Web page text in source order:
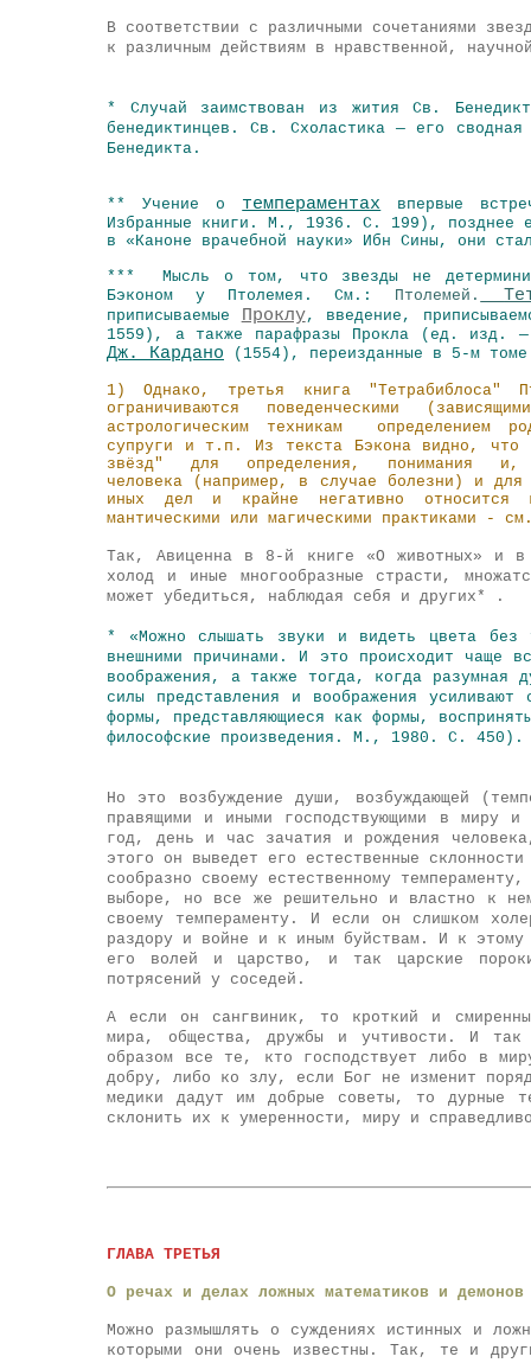
В соответствии с различными сочетаниями
к различным действиям в нравственной,
* Случай заимствован из жития Св.
бенедиктинцев. Св. Схоластика — его
Бенедикта.
** Учение о темпераментах впервые
Избранные книги. М., 1936. С. 199), позднее
в «Каноне врачебной науки» Ибн Сины, они
*** Мысль о том, что звезды не
Бэконом у Птолемея. См.: Птолемей.
приписываемые Проклу, введение,
1559), а также парафразы Прокла (ед. изд. —
Дж. Кардано (1554), переизданные в 5-м
1) Однако, третья книга "Тетрабиблоса"
ограничиваются поведенческими
астрологическим техникам определением
супруги и т.п. Из текста Бэкона видно, что
звёзд" для определения, понимания и,
человека (например, в случае болезни) и для
иных дел и крайне негативно относится
мантическими или магическими практиками -
Так,Авиценна в 8-й книге «О животных» и в
холод и иные многообразные страсти,
может убедиться, наблюдая себя и других* .
* «Можно слышать звуки и видеть цвета без
внешними причинами. И это происходит чаще
воображения, а также тогда, когда разумная
силы представления и воображения
формы, представляющиеся как формы,
философские произведения. М., 1980. С. 450).
Но это возбуждение души, возбуждающей (
правящими и иными господствующими в миру
год, день и час зачатия и рождения
этого он выведет его естественные
сообразно своему естественному темпераменту,
выборе, но все же решительно и властно к
своему темпераменту . И если он слишком
раздору и войне и к иным буйствам. И к этому
его волей и царство, и так царские
потрясений у соседей.
А если он сангвиник , то кроткий и
мира, общества, дружбы и учтивости. И так
образом все те, кто господствует либо в
добру, либо ко злу, если Бог не изменит
медики дадут им добрые советы, то дурные
склонить их к умеренности, миру и
ГЛАВА ТРЕТЬЯ
О речах и делах ложных математиков и демонов
Можно размышлять о суждениях истинных и
которыми они очень известны. Так, те и